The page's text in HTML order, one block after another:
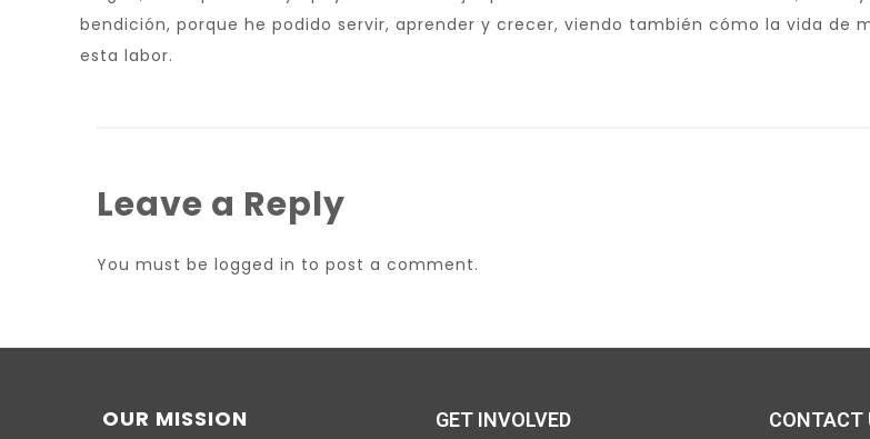
bendición, porque he podido servir, aprender y crecer, viendo también cómo la vida de
esta labor.
Leave a Reply
You must be logged in to post a comment.
OUR MISSION
GET INVOLVED
CONTACT